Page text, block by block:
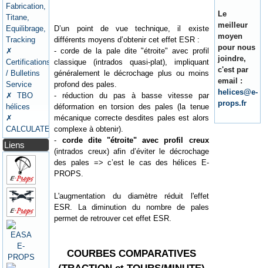
Fabrication,
Titane,
Equilibrage,
Tracking
✗
Certifications
/ Bulletins
Service
✗ TBO
hélices
✗
CALCULATEURS
Liens
D’un point de vue technique, il existe
différents moyens d’obtenir cet effet ESR :
- corde de la pale dite "étroite" avec profil
classique (intrados quasi-plat), impliquant
généralement le décrochage plus ou moins
profond des pales.
- réduction du pas à basse vitesse par
déformation en torsion des pales (la tenue
mécanique correcte desdites pales est alors
complexe à obtenir).
- corde dite "étroite" avec profil creux
(intrados creux) afin d’éviter le décrochage
des pales => c’est le cas des hélices E-
PROPS.
L'augmentation du diamètre réduit l'effet
ESR. La diminution du nombre de pales
permet de retrouver cet effet ESR.
COURBES COMPARATIVES
Le
meilleur
moyen
pour nous
joindre,
c'est par
email :
helices@e-
props.fr